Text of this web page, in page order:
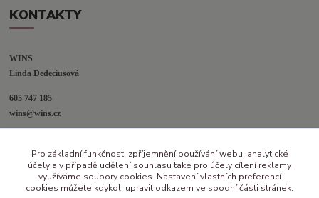
KONTAKTY
WINS
Linda Dedeciusová
605 747 185
wins@wins.cz
Šenov u N. Jičína
Pro základní funkčnost, zpříjemnění používání webu, analytické
účely a v případě udělení souhlasu také pro účely cílení reklamy
využíváme soubory cookies. Nastavení vlastních preferencí
cookies můžete kdykoli upravit odkazem ve spodní části stránek.